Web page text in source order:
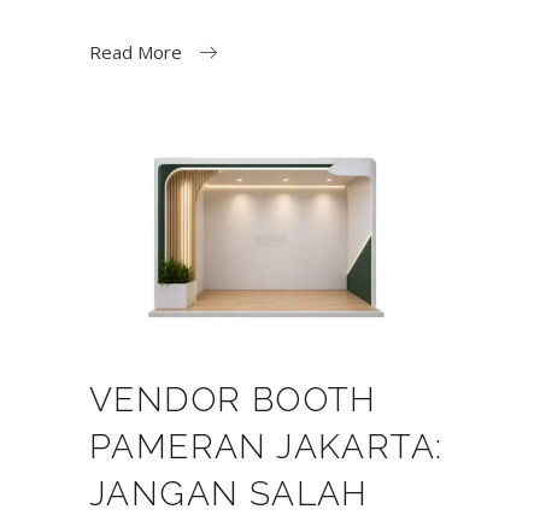
Read More
VENDOR BOOTH
PAMERAN JAKARTA:
JANGAN SALAH